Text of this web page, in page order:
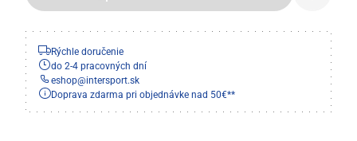
Rýchle doručenie
do 2-4 pracovných dní
eshop@intersport.sk
Doprava zdarma pri objednávke nad 50€**